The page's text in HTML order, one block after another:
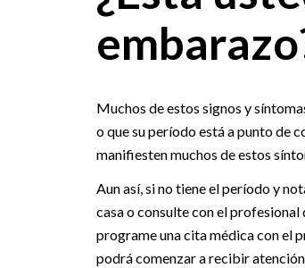
Muchos de estos signos y
o que su período está a punto de
manifiesten muchos de estos
Aun así, si no tiene el período y
casa o consulte con el profesional
programe una cita médica con el
podrá comenzar a recibir